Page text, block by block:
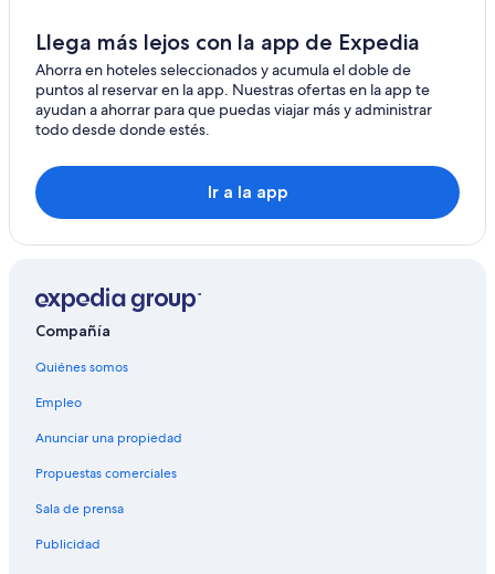
Llega más lejos con la app de Expedia
Ahorra en hoteles seleccionados y acumula el doble de
puntos al reservar en la app. Nuestras ofertas en la app te
ayudan a ahorrar para que puedas viajar más y administrar
todo desde donde estés.
Ir a la app
Compañía
Quiénes somos
Empleo
Anunciar una propiedad
Propuestas comerciales
Sala de prensa
Publicidad